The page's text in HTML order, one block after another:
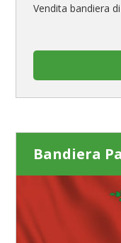
Vendita bandiera
Bandiera